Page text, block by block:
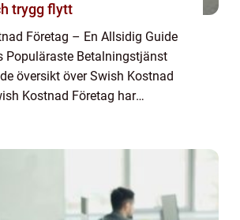
trygg flytt
Företag – En Allsidig Guide
Populäraste Betalningstjänst
översikt över Swish Kostnad
Kostnad Företag har